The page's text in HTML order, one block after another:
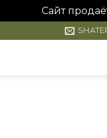
Сайт